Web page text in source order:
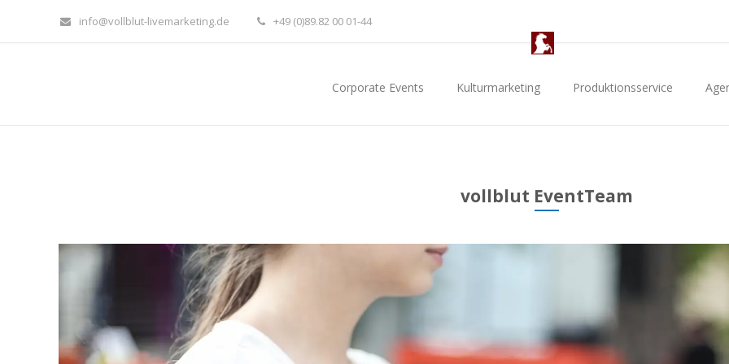
info@vollblut-livemarketing.de +49 (0)89.82 00 01-44
Corporate Events Kulturmarketing Produktionsservice
vollblut EventTeam